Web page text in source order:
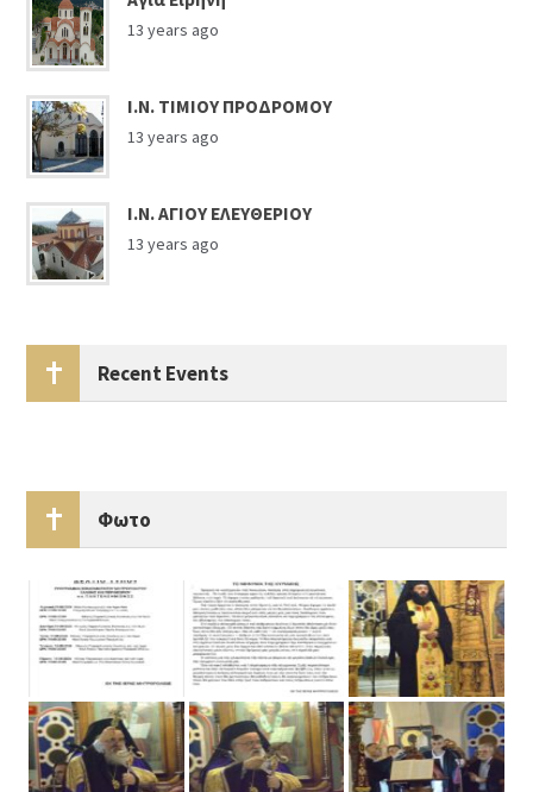
13 years ago
Ι.Ν. ΤΙΜΙΟΥ ΠΡΟΔΡΟΜΟΥ
13 years ago
Ι.Ν. ΑΓΙΟΥ ΕΛΕΥΘΕΡΙΟΥ
13 years ago
Recent Events
Φωτο